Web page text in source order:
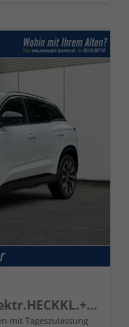
Techno NAVI+LED+KAMERA+elektr.HECKKL.+19"LM
mit Tageszulassung